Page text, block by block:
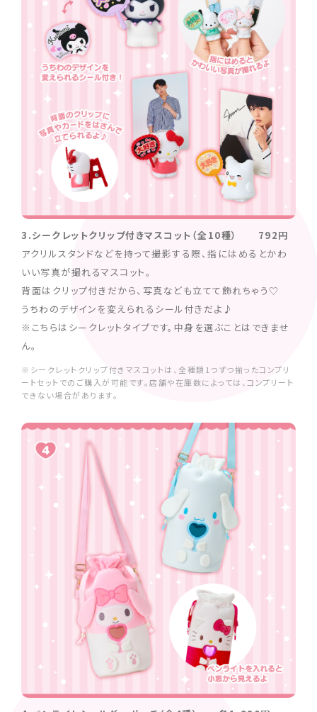
3.シークレットクリップ付きマスコット（全10種） 792円
アクリルスタンドなどを持って撮影する際、指にはめるとかわ
いい写真が撮れるマスコット。
背面はクリップ付きだから、写真なども立てて飾れちゃう♡
うちわのデザインを変えられるシール付きだよ♪
※こちらはシークレットタイプです。中身を選ぶことはできませ
ん。
※シークレットクリップ付きマスコットは、全種類1つずつ揃ったコンプリ
ートセットでのご購入が可能です。店舗や在庫数によっては、コンプリート
できない場合があります。